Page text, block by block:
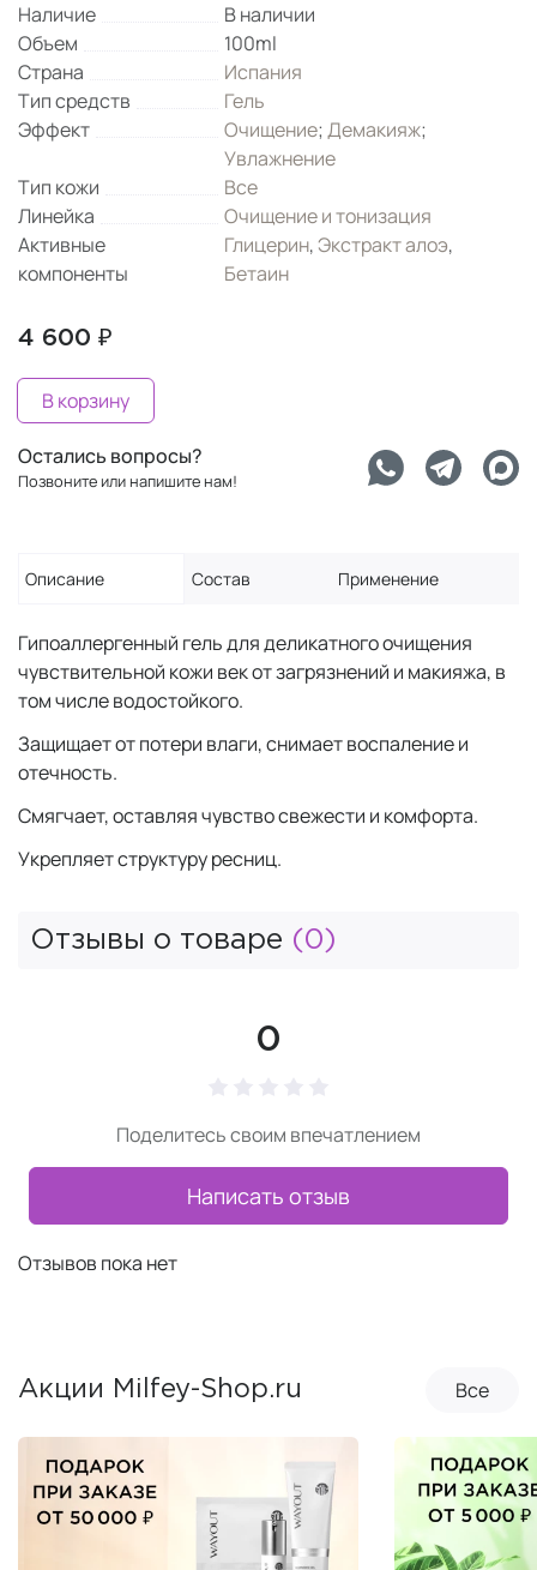
Наличие
В наличии
Объем
100ml
Страна
Испания
Тип средств
Гель
Эффект
Очищение;Демакияж;
Увлажнение
Тип кожи
Все
Линейка
Очищение и тонизация
Активные
компоненты
Глицерин,Экстракт алоэ,
Бетаин
4 600 ₽
В корзину
Остались вопросы?
Позвоните или напишите нам!
Описание Состав Применение
Гипоаллергенный гель для деликатного очищения
чувствительной кожи век от загрязнений и макияжа, в
том числе водостойкого.
Защищает от потери влаги, снимает воспаление и
отечность.
Смягчает, оставляя чувство свежести и комфорта.
Укрепляет структуру ресниц.
Отзывы о товаре (0)
0
Поделитесь своим впечатлением
Написать отзыв
Отзывов пока нет
Акции Milfey-Shop.ru Все